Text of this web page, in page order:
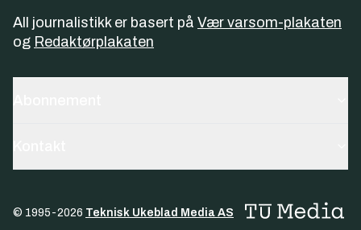
All journalistikk er basert på Vær varsom-plakaten
og Redaktørplakaten
© 1995-2026 Teknisk Ukeblad Media AS